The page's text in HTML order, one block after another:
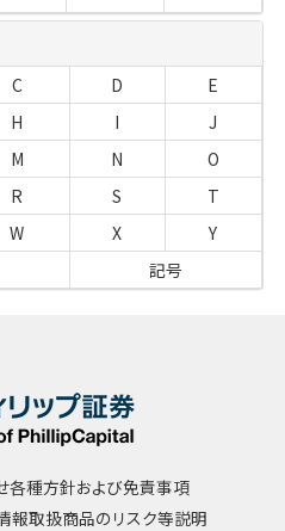
C D
E
H I
J
M N
O
R S
T
W X
Y
記号
各種方針および免責事項
報取扱商品のリスク等説明